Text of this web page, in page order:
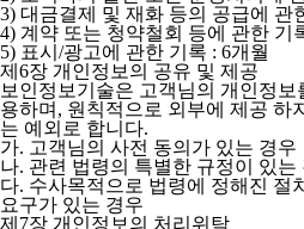
3) 대금결제 및 재화 등의 공급에 관
4) 계약 또는 청약철회 등에 관한 기
5) 표시/광고에 관한 기록 : 6개월
제6장 개인정보의 공유 및 제공
보인정보기술은 고객님의 개인정
용하며, 원칙적으로 외부에 제공 하
는 예외로 합니다.
가. 고객님의 사전 동의가 있는 경우
나. 관련 법령의 특별한 규정이 있는
다. 수사목적으로 법령에 정해진 절
요구가 있는 경우
제7장 개인정보의 처리위탁